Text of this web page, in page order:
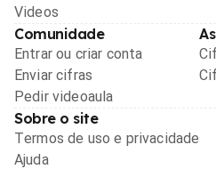
Videos
Comunidade
Entrar ou criar conta
Enviar cifras
Pedir videoaula
Sobre o site
Termos de uso e privacidade
Ajuda